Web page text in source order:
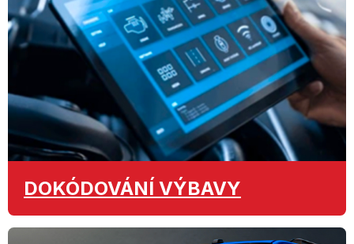
DOKÓDOVÁNÍ VÝBAVY